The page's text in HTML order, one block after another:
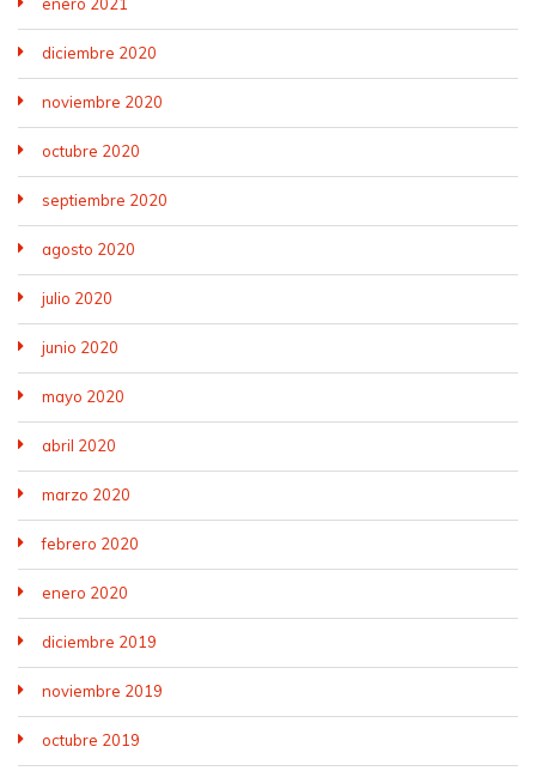
diciembre 2020
noviembre 2020
octubre 2020
septiembre 2020
agosto 2020
julio 2020
junio 2020
mayo 2020
abril 2020
marzo 2020
febrero 2020
enero 2020
diciembre 2019
noviembre 2019
octubre 2019